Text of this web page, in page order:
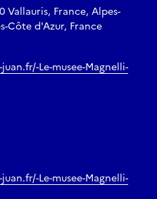
Vallauris, France, Alpes-
Côte d'Azur, France
Le-musee-Magnelli-
Le-musee-Magnelli-